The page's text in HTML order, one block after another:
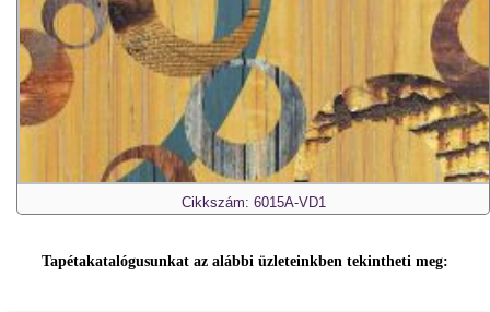
Cikkszám: 6015A-VD1
Tapétakatalógusunkat az alábbi üzleteinkben tekintheti meg: